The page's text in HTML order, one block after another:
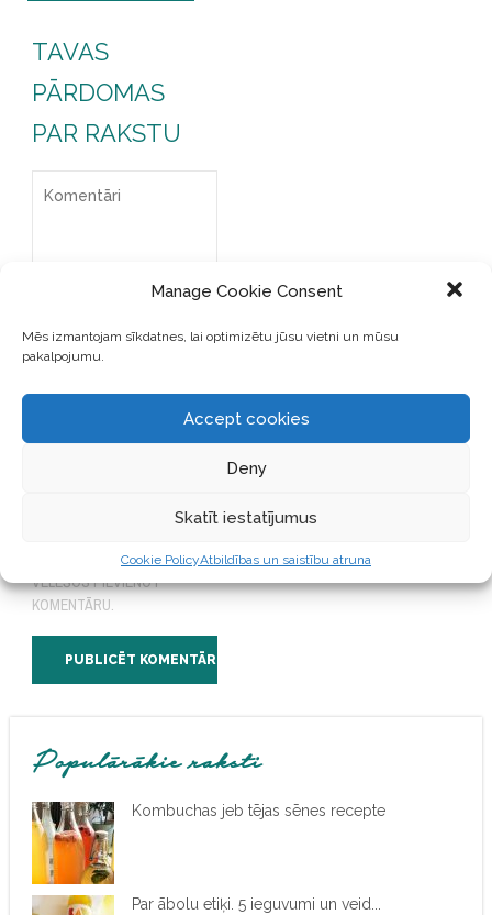
Manage Cookie Consent
Mēs izmantojam sīkdatnes, lai optimizētu jūsu vietni un mūsu
pakalpojumu.
Accept cookies
Deny
Skatīt iestatījumus
Cookie PolicyAtbildības un saistību atruna
TAVAS
PĀRDOMAS
PAR RAKSTU
E-PASTA ADRESI UN VIETNI
NĀKAMAJAI REIZEI, KAD
VĒLĒŠOS PIEVIENOT
KOMENTĀRU.
Populārākie raksti
Kombuchas jeb tējas sēnes recepte
Par ābolu etiķi. 5 ieguvumi un veid...